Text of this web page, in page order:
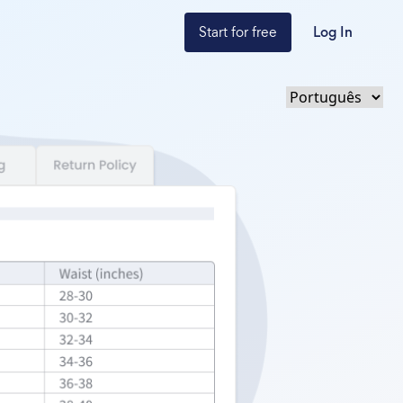
Start for free Log In